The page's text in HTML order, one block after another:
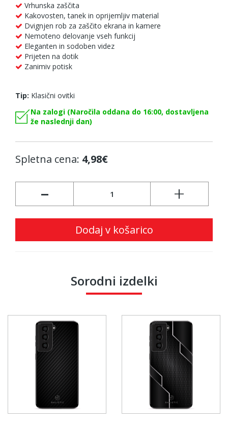
Vrhunska zaščita
Kakovosten, tanek in oprijemljiv material
Dvignjen rob za zaščito ekrana in kamere
Nemoteno delovanje vseh funkcij
Eleganten in sodoben videz
Prijeten na dotik
Zanimiv potisk
Tip: Klasični ovitki
Na zalogi (Naročila oddana do 16:00, dostavljena
že naslednji dan)
Spletna cena: 4,98€
- +
Dodaj v košarico
Sorodni izdelki